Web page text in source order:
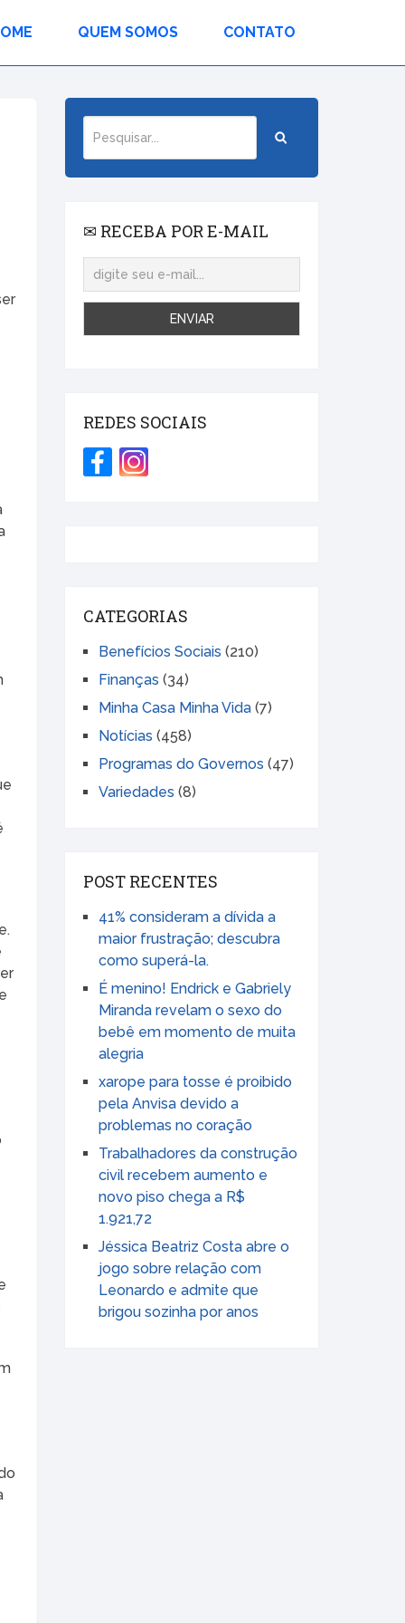
QUEM SOMOS CONTATO
✉ RECEBA POR E-MAIL
REDES SOCIAIS
CATEGORIAS
Benefícios Sociais (210)
Finanças (34)
Minha Casa Minha Vida (7)
Notícias (458)
Programas do Governos (47)
Variedades (8)
POST RECENTES
41% consideram a dívida a
maior frustração; descubra
como superá-la.
É menino! Endrick e Gabriely
Miranda revelam o sexo do
bebê em momento de muita
alegria
xarope para tosse é proibido
pela Anvisa devido a
problemas no coração
Trabalhadores da construção
civil recebem aumento e
novo piso chega a R$
1.921,72
Jéssica Beatriz Costa abre o
jogo sobre relação com
Leonardo e admite que
brigou sozinha por anos